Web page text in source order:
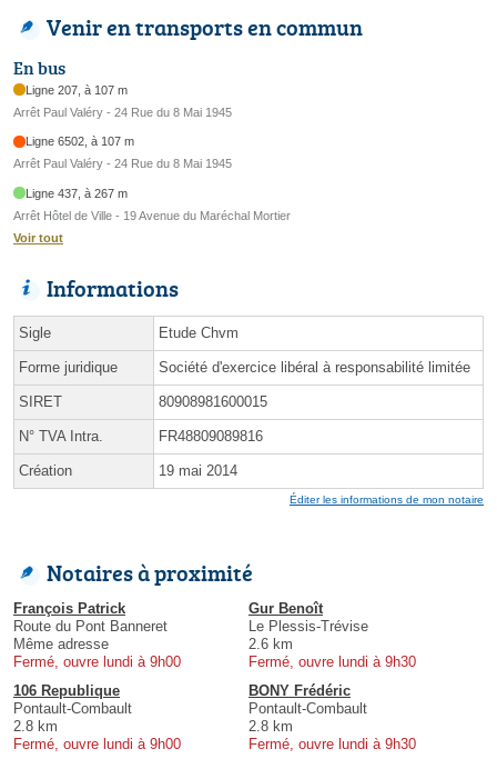
Venir en transports en commun
En bus
Ligne 207, à 107 m
Arrêt Paul Valéry - 24 Rue du 8 Mai 1945
Ligne 6502, à 107 m
Arrêt Paul Valéry - 24 Rue du 8 Mai 1945
Ligne 437, à 267 m
Arrêt Hôtel de Ville - 19 Avenue du Maréchal Mortier
Voir tout
Informations
Sigle Etude Chvm
Forme juridique Société d'exercice libéral à responsabilité limitée
SIRET 80908981600015
N° TVA Intra. FR48809089816
Création 19 mai 2014
Éditer les informations de mon notaire
Notaires à proximité
François Patrick
Route du Pont Banneret
Même adresse
Fermé, ouvre lundi à 9h00
Gur Benoît
Le Plessis-Trévise
2.6 km
Fermé, ouvre lundi à 9h30
106 Republique
Pontault-Combault
2.8 km
Fermé, ouvre lundi à 9h00
BONY Frédéric
Pontault-Combault
2.8 km
Fermé, ouvre lundi à 9h30